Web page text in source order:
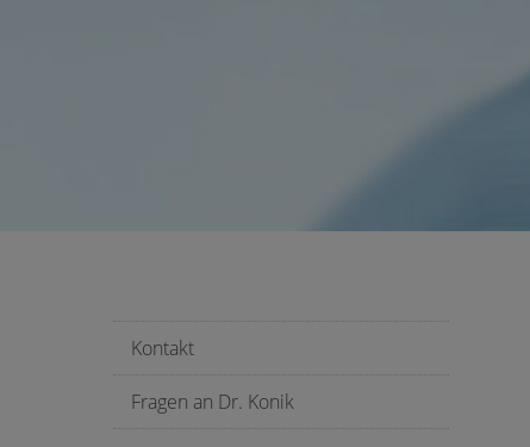
Kontakt
Fragen an Dr. Konik